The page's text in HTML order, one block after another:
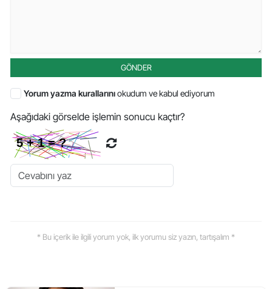
GÖNDER
Yorum yazma kurallarınıokudum ve kabul ediyorum
Aşağıdaki görselde işlemin sonucu kaçtır?
* Bu içerik ile ilgili yorum yok, ilk yorumu siz yazın, tartışalım *